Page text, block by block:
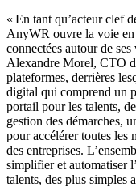
« En tant qu’acteur clef
AnyWR ouvre la voie en
connectées autour de
Alexandre Morel, CTO
plateformes, derrières
digital qui comprend un
portail pour les talents,
gestion des démarches,
pour accélérer toutes les
des entreprises.
simplifier et automatiser
talents, des plus simples